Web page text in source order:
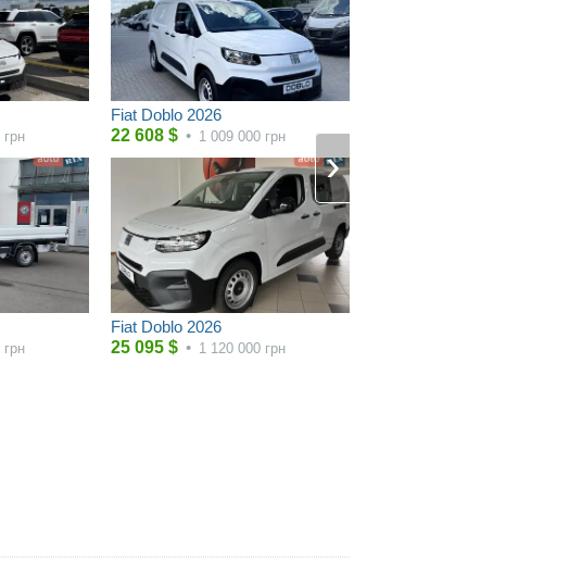
грн
грн
Fiat Doblo 2026
22 608 $ • 1 009 000 грн
Fiat Doblo 2026
25 095 $ • 1 120 000 грн